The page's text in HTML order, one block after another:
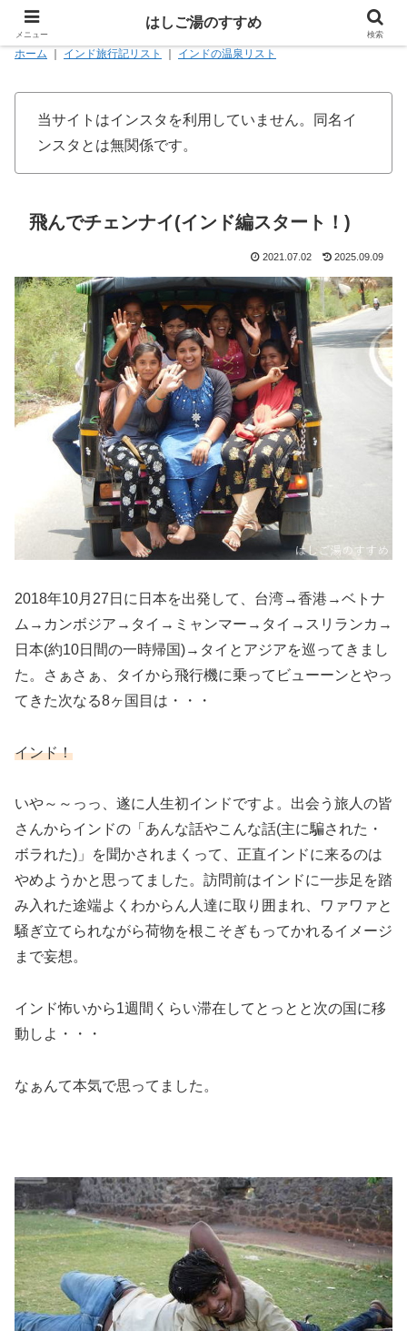
ホーム インド旅行記リスト インドの温泉リスト
当サイトはインスタを利用していません。同名イ
ンスタとは無関係です。
飛んでチェンナイ(インド編スタート！)
2021.07.02 2025.09.09
2018年10月27日に日本を出発して、台湾→香港→ベトナ
ム→カンボジア→タイ→ミャンマー→タイ→スリランカ→
日本(約10日間の一時帰国)→タイとアジアを巡ってきまし
た。さぁさぁ、タイから飛行機に乗ってビューーンとやっ
てきた次なる8ヶ国目は・・・
インド！
いや～～っっ、遂に人生初インドですよ。出会う旅人の皆
さんからインドの「あんな話やこんな話(主に騙された・
ボラれた)」を聞かされまくって、正直インドに来るのは
やめようかと思ってました。訪問前はインドに一歩足を踏
み入れた途端よくわからん人達に取り囲まれ、ワァワァと
騒ぎ立てられながら荷物を根こそぎもってかれるイメージ
まで妄想。
インド怖いから1週間くらい滞在してとっとと次の国に移
動しよ・・・
なぁんて本気で思ってました。
メニュー
はしご湯のすすめ
検索